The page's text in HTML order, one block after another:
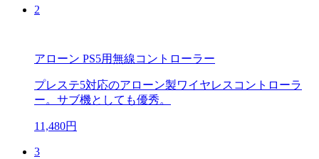
2
アローン PS5用無線コントローラー
プレステ5対応のアローン製ワイヤレスコントローラ
ー。サブ機としても優秀。
11,480円
3